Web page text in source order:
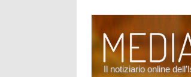
Il notiziario online